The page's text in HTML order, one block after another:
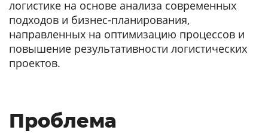
логистике на основе анализа современных
подходов и бизнес-планирования,
направленных на оптимизацию процессов и
повышение результативности логистических
проектов.
Проблема